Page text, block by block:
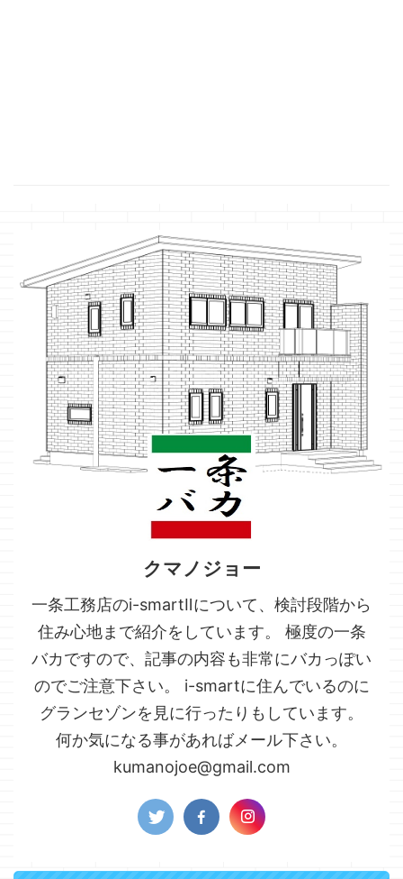
クマノジョー
一条工務店のi-smartⅡについて、検討段階から
住み心地まで紹介をしています。 極度の一条
バカですので、記事の内容も非常にバカっぽい
のでご注意下さい。 i-smartに住んでいるのに
グランセゾンを見に行ったりもしています。
何か気になる事があればメール下さい。
kumanojoe@gmail.com